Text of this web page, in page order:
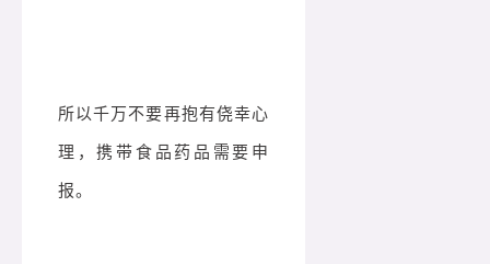
所以千万不要再抱有侥幸心
理，携带食品药品需要申
报。